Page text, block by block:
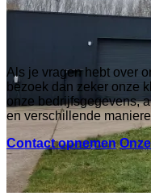
Als je vragen hebt over
bezoek dan zeker onze
onze bedrijfsgegevens,
en verschillende
Contact opnemen